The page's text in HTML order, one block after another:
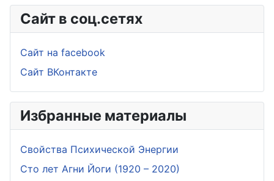
Сайт в соц.сетях
Сайт на facebook
Сайт ВКонтакте
Избранные материалы
Свойства Психической Энергии
Сто лет Агни Йоги (1920 – 2020)